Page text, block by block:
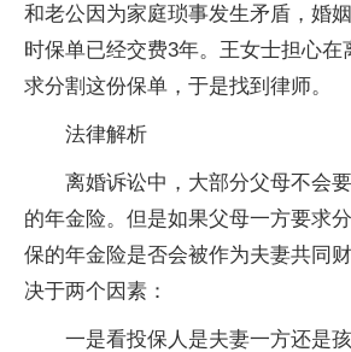
和老公因为家庭琐事发生矛盾，婚
时保单已经交费3年。王女士担心在
求分割这份保单，于是找到律师。
法律解析
离婚诉讼中，大部分父母不会
的年金险。但是如果父母一方要求
保的年金险是否会被作为夫妻共同
决于两个因素：
一是看投保人是夫妻一方还是